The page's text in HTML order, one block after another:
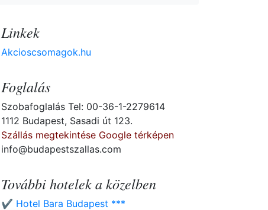
Linkek
Akcioscsomagok.hu
Foglalás
Szobafoglalás Tel: 00-36-1-2279614
1112 Budapest, Sasadi út 123.
Szállás megtekintése Google térképen
info@budapestszallas.com
További hotelek a közelben
✔️ Hotel Bara Budapest ***